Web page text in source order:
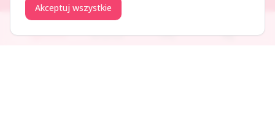
Dodaj ogłoszenie
Dodaj firmę
Ogłoszenia Aktualności Firmy Blog
Akceptuj wszystkie